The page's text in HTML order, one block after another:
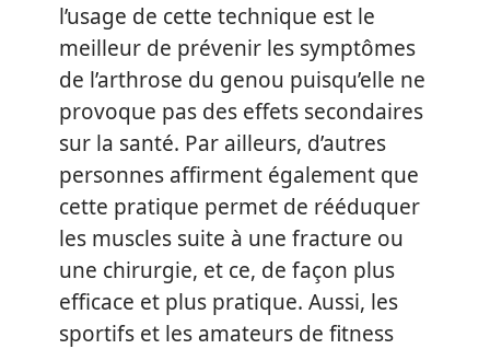
l’usage de cette technique est le
meilleur de prévenir les symptômes
de l’arthrose du genou puisqu’elle ne
provoque pas des effets secondaires
sur la santé. Par ailleurs, d’autres
personnes affirment également que
cette pratique permet de rééduquer
les muscles suite à une fracture ou
une chirurgie, et ce, de façon plus
efficace et plus pratique. Aussi, les
sportifs et les amateurs de fitness